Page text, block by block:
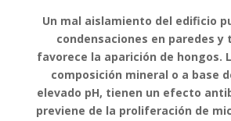
Un mal aislamiento del edificio
condensaciones en paredes y
favorece la aparición de hongos.
composición mineral o a base
elevado pH, tienen un efecto
previene de la proliferación de